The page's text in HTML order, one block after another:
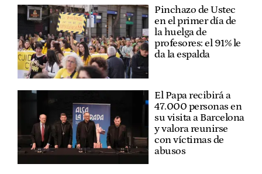
Pinchazo de Ustec
en el primer día de
la huelga de
profesores: el 91% le
da la espalda
El Papa recibirá a
47.000 personas en
su visita a Barcelona
y valora reunirse
con víctimas de
abusos